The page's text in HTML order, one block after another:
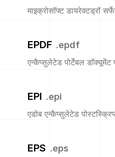
माइक्रोसॉफ्ट डायरेक्टड्रॉ
EPDF .epdf
एन्कैप्सुलेटेड पोर्टेबल डॉक्यूमेंट
EPI .epi
एडोब एन्कैप्सुलेटेड
EPS .eps